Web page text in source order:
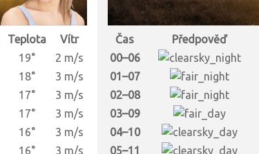
Teplota
Vítr
19°
2 m/s
18°
3 m/s
17°
3 m/s
17°
3 m/s
16°
3 m/s
16°
3 m/s
Čas Předpověď
00–06
01–07
02–08
03–09
04–10
05–11